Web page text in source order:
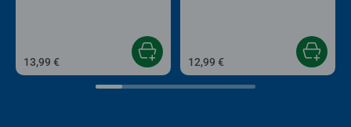
13,99 € 12,99 €